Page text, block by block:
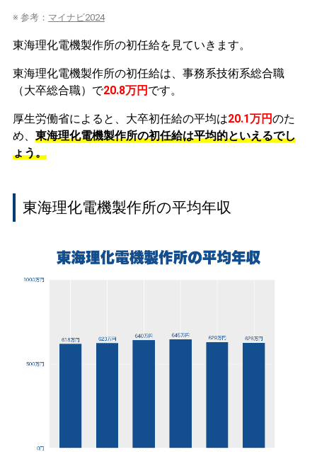
※ 参考： マイナビ2024
東海理化電機製作所の初任給を見ていきます。
東海理化電機製作所の初任給は、事務系技術系総合職
（大卒総合職）で20.8万円 です。
厚生労働省によると、大卒初任給の平均は20.1万円のた
め、 東海理化電機製作所の初任給は平均的といえるでし
ょう。
東海理化電機製作所の平均年収